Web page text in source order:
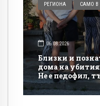
РЕГИОНА САМО В
06.08.2026
Близки и
дома на
Не е педофил,